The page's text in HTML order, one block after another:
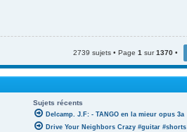
2739 sujets • Page 1 sur1370 •
Sujets récents
Delcamp. J.F: - TANGO en la mieur opus 3a
Drive Your Neighbors Crazy #guitar #shorts